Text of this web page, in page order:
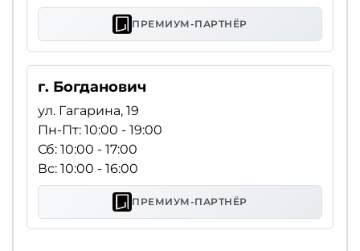
ПРЕМИУМ-ПАРТНЁР
г. Богданович
ул. Гагарина, 19
Пн-Пт: 10:00 - 19:00
Сб: 10:00 - 17:00
Вс: 10:00 - 16:00
ПРЕМИУМ-ПАРТНЁР